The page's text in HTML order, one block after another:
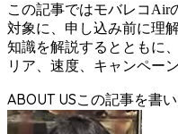
この記事ではモバレコAir
対象に、申し込み前に理
知識を解説するとともに
リア、速度、キャンペー
ABOUT US